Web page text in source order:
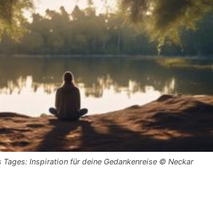
Tages: Inspiration für deine Gedankenreise © Neckar